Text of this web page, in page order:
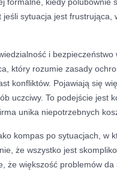
sytuacja jest frustrująca,
i bezpieczeństwo
który rozumie zasady
konfliktów. Pojawiają się
uczciwy. To podejście jest
unika niepotrzebnych
kompas po sytuacjach, w
że wszystko jest
że większość problemów